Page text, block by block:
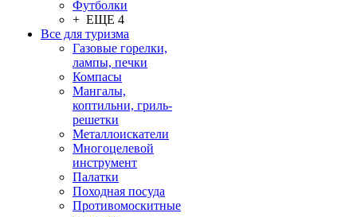
Футболки
+ ЕЩЕ 4
Все для туризма
Газовые горелки,
лампы, печки
Компасы
Мангалы,
коптильни, гриль-
решетки
Металлоискатели
Многоцелевой
инструмент
Палатки
Походная посуда
Противомоскитные